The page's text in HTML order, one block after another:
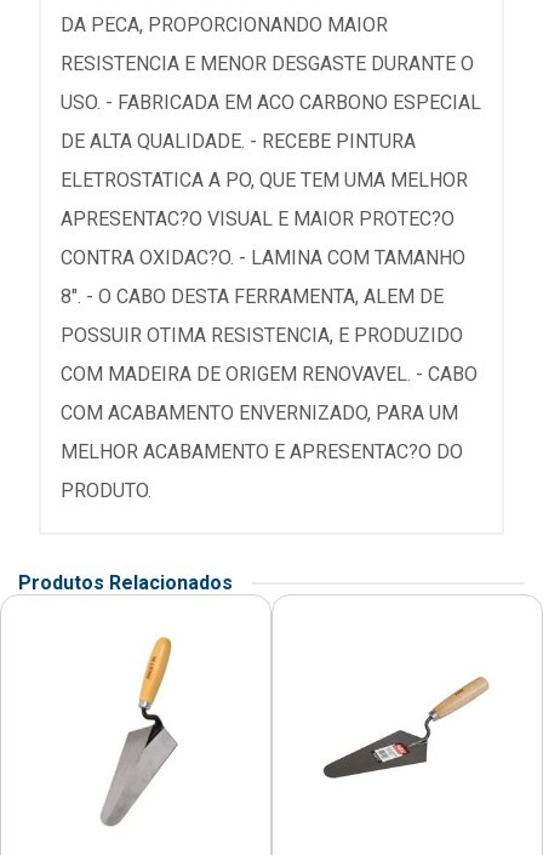
DA PECA, PROPORCIONANDO MAIOR
RESISTENCIA E MENOR DESGASTE DURANTE O
USO. - FABRICADA EM ACO CARBONO ESPECIAL
DE ALTA QUALIDADE. - RECEBE PINTURA
ELETROSTATICA A PO, QUE TEM UMA MELHOR
APRESENTAC?O VISUAL E MAIOR PROTEC?O
CONTRA OXIDAC?O. - LAMINA COM TAMANHO
8". - O CABO DESTA FERRAMENTA, ALEM DE
POSSUIR OTIMA RESISTENCIA, E PRODUZIDO
COM MADEIRA DE ORIGEM RENOVAVEL. - CABO
COM ACABAMENTO ENVERNIZADO, PARA UM
MELHOR ACABAMENTO E APRESENTAC?O DO
PRODUTO.
Produtos Relacionados